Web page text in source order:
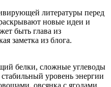
литературы перед
новые идеи и
быть глава из
заметка из блога.
белки, сложные углеводы
уровень энергии
овсянка с ягодами